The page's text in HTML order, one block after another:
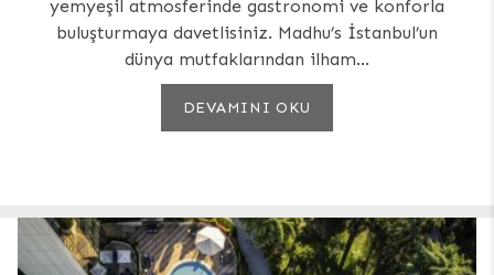
yemyeşil atmosferinde gastronomi ve konforla
buluşturmaya davetlisiniz. Madhu’s İstanbul’un
dünya mutfaklarından ilham...
DEVAMINI OKU